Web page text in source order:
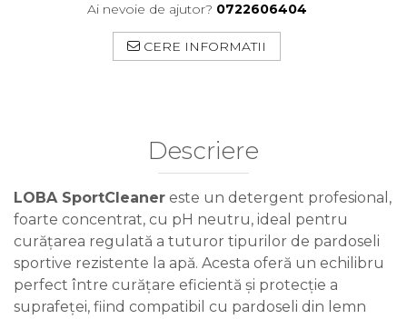
Ai nevoie de ajutor? 0722606404
CERE INFORMATII
Descriere
LOBA SportCleaner este un detergent profesional,
foarte concentrat, cu pH neutru, ideal pentru
curățarea regulată a tuturor tipurilor de pardoseli
sportive rezistente la apă. Acesta oferă un echilibru
perfect între curățare eficientă și protecție a
suprafeței, fiind compatibil cu pardoseli din lemn